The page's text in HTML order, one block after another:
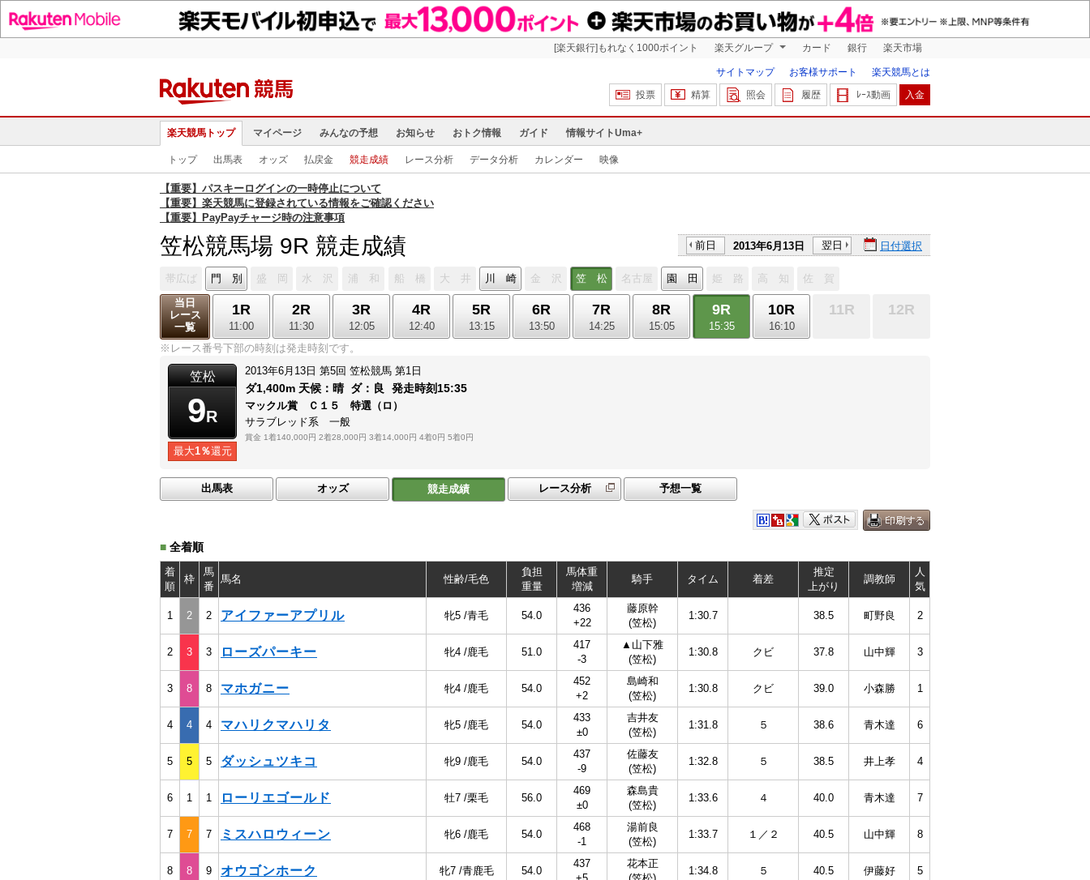
[楽天銀行]もれなく1000ポイント 楽天グループ カード 銀行 楽天市場
サイトマップ お客様サポート
楽天競馬とは
投票
精算 照会 履歴 ﾚｰｽ動画 入金
楽天競馬トップ マイページ みんなの予想 お知らせ おトク情報 ガイド 情報サイトUma+
トップ 出馬表 オッズ 払戻金 競走成績 レース分析 データ分析 カレンダー 映像
【重要】パスキーログインの一時停止について
【重要】楽天競馬に登録されている情報をご確認ください
【重要】PayPayチャージ時の注意事項
笠松競馬場 9R 競走成績 前日 2013年6月13日 翌日 日付選択
帯広ば 門 別 盛 岡 水 沢 浦 和 船 橋 大 井 川 崎 金 沢 笠 松 名古屋 園 田 姫 路 高 知
佐 賀
当日
レース
一覧
1R
11:00
2R
11:30
3R
12:05
4R
12:40
5R
13:15
6R
13:50
7R
14:25
8R
15:05
9R
15:35
10R
16:10
11R 12R
※レース番号下部の時刻は発走時刻です。
笠松
9R
最大1％還元
2013年6月13日 第5回 笠松競馬 第1日
ダ1,400m 天候： 晴 ダ： 良 発走時刻15:35
マックル賞 Ｃ１５ 特選（ロ）
サラブレッド系 一般
賞金 1着140,000円 2着28,000円 3着14,000円 4着0円 5着0円
出馬表 オッズ 競走成績 レース分析 予想一覧
■ 全着順
着
順
枠
馬
番
馬名 性齢/毛色
負担
重量
馬体重
増減
騎手 タイム 着差
推定
上がり
調教師
人
気
1 2 2 アイファーアプリル 牝5 /青毛 54.0
436
+22
藤原幹
(笠松)
1:30.7 38.5 町野良 2
2 3 3 ローズパーキー 牝4 /鹿毛 51.0
417
-3
▲山下雅
(笠松)
1:30.8 クビ 37.8 山中輝 3
3 8 8 マホガニー 牝4 /鹿毛 54.0
452
+2
島崎和
(笠松)
1:30.8 クビ 39.0 小森勝 1
4 4 4 マハリクマハリタ 牝5 /鹿毛 54.0
433
±0
吉井友
(笠松)
1:31.8 ５ 38.6 青木達 6
5 5 5 ダッシュツキコ 牝9 /鹿毛 54.0
437
-9
佐藤友
(笠松)
1:32.8 ５ 38.5 井上孝 4
6 1 1 ローリエゴールド 牡7 /栗毛 56.0
469
±0
森島貴
(笠松)
1:33.6 ４ 40.0 青木達 7
7 7 7 ミスハロウィーン 牝6 /鹿毛 54.0
468
-1
湯前良
(笠松)
1:33.7 １／２ 40.5 山中輝 8
8 8 9 オウゴンホーク 牝7 /青鹿毛 54.0
437
花本正
1:34.8 ５ 40.5 伊藤好 5